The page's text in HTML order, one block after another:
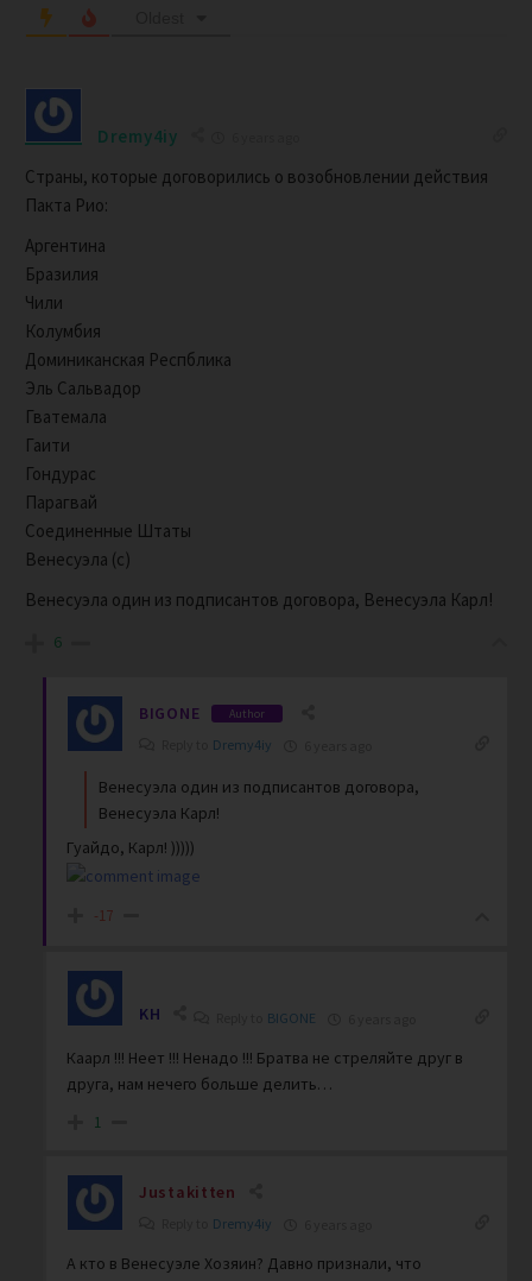
Dremy4iy
Страны, которые договорились о возобновлении действия
Пакта Рио:
Аргентина
Бразилия
Чили
Колумбия
Доминиканская Респблика
Эль Сальвадор
Гватемала
Гаити
Гондурас
Парагвай
Соединенные Штаты
Венесуэла (с)
Венесуэла один из подписантов договора, Венесуэла Карл!
6
BIGONE Author
Dremy4iy
Венесуэла один из подписантов договора,
Венесуэла Карл!
Гуайдо, Карл! )))))
-17
KH BIGONE
Каарл !!! Неет !!! Ненадо !!! Братва не стреляйте друг в
друга, нам нечего больше делить…
1
Justakitten
Dremy4iy
А кто в Венесуэле Хозяин? Давно признали, что